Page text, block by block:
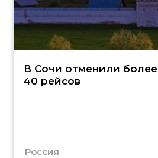
В Сочи отменили более
40 рейсов
Россия